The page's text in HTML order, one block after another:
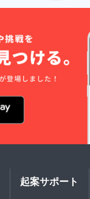
起案サポート